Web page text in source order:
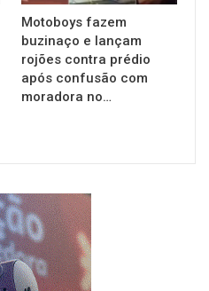
Motoboys fazem
buzinaço e lançam
rojões contra prédio
após confusão com
moradora no…